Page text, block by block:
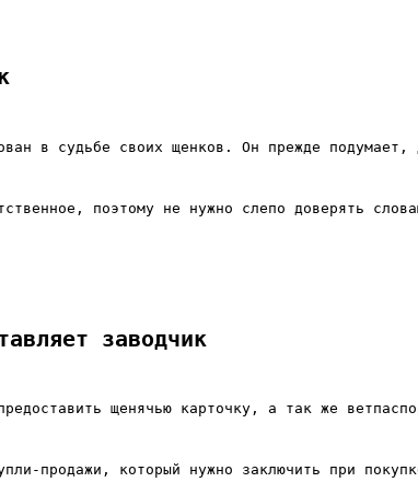
в судьбе своих щенков. Он прежде
поэтому не нужно слепо доверять
заводчик
щенячью карточку, а так же
продажи, который нужно заключить при